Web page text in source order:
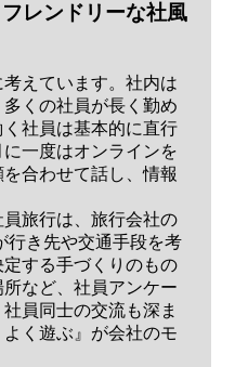
レンドリーな社風
えています。社内は
くの社員が長く勤め
社員は基本的に直行
一度はオンラインを
合わせて話し、情報
旅行は、旅行会社の
行き先や交通手段を考
する手づくりのもの
など、社員アンケー
員同士の交流も深ま
く遊ぶ』が会社のモ